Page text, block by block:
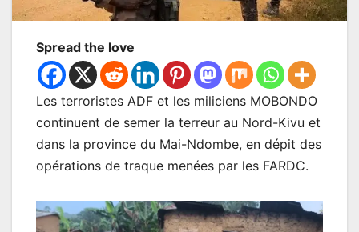
Spread the love
Les terroristes ADF et les miliciens MOBONDO
continuent de semer la terreur au Nord-Kivu et
dans la province du Mai-Ndombe, en dépit des
opérations de traque menées par les FARDC.